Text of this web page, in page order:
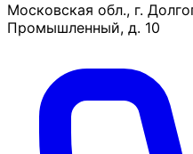
Московская обл., г.
Промышленный, д. 10